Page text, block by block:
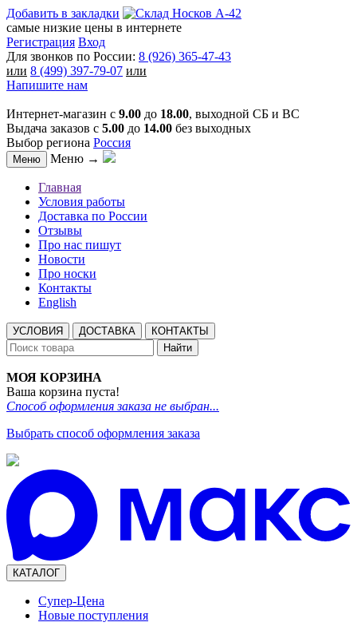
Добавить в закладки
самые низкие цены в интернете
Регистрация Вход
Для звонков по России: 8 (926) 365-47-43
или 8 (499) 397-79-07 или
Напишите нам
Интернет-магазин с 9.00 до 18.00, выходной СБ и ВС
Выдача заказов с 5.00 до 14.00 без выходных
Выбор региона Россия
Меню Меню →
Главная
Условия работы
Доставка по России
Отзывы
Про нас пишут
Новости
Про носки
Контакты
English
УСЛОВИЯ ДОСТАВКА
КОНТАКТЫ
Найти
МОЯ КОРЗИНА
Ваша корзина пуста!
Способ оформления заказа не выбран...
Выбрать способ оформления заказа
КАТАЛОГ
Супер-Цена
Новые поступления